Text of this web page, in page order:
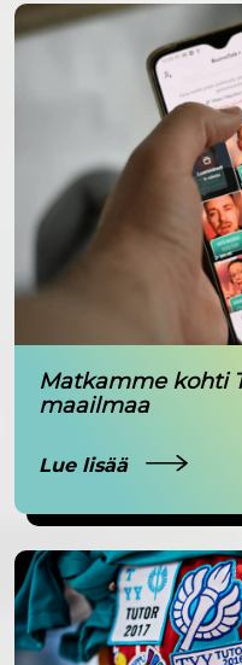
Matkamme kohti
maailmaa
Lue lisää